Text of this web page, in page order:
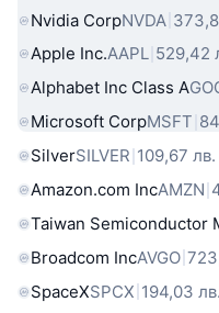
Nvidia CorpNVDA
Apple Inc.AAPL 529,42
Alphabet Inc Class A
Microsoft CorpMSFT
SilverSILVER 109,67 лв.
Amazon.com IncAMZN
Taiwan Semiconductor
Broadcom IncAVGO
SpaceXSPCX 194,03 лв.